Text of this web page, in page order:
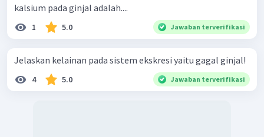
kalsium pada ginjal adalah....
1 5.0 Jawaban terverifikasi
Jelaskan kelainan pada sistem ekskresi yaitu gagal ginjal!
4 5.0 Jawaban terverifikasi